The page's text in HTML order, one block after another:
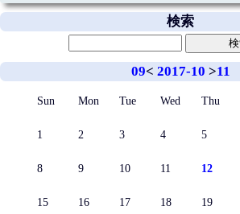
検索
09< 2017-10 >11
Sun Mon Tue Wed Thu
1 2 3 4 5
8 9 10 11 12
15 16 17 18 19